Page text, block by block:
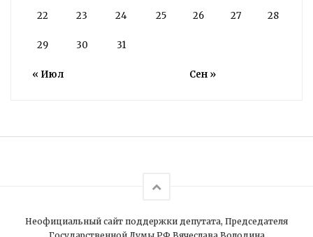
« Июл Сен »
22 23 24 25 26 27 28
29 30 31
Неофициальный сайт поддержки депутата, Председателя